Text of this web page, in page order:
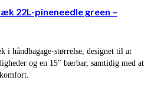
22L-pineneedle green –
i håndbagage-størrelse, designet til at
og en 15″ bærbar, samtidig med at